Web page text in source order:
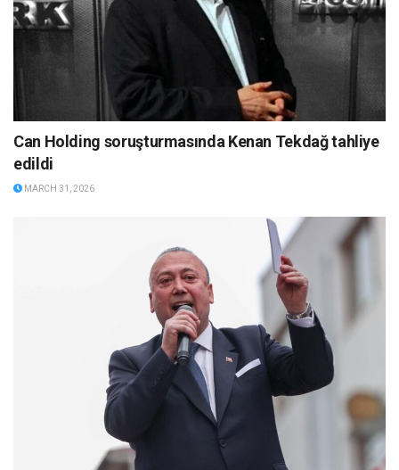
Can Holding soruşturmasında Kenan Tekdağ tahliye
edildi
MARCH 31, 2026